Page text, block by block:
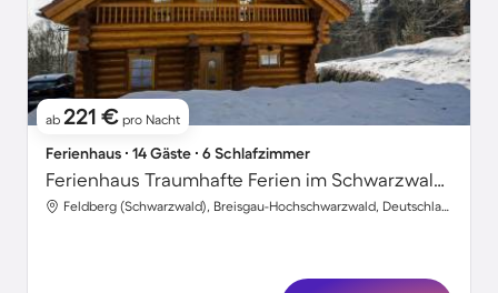
ab 221 € pro Nacht
Ferienhaus ∙ 14 Gäste ∙ 6 Schlafzimmer
Ferienhaus Traumhafte Ferien im Schwarzwald-Chalet Die perfekte Location für Premium Somme
Feldberg (Schwarzwald), Breisgau-Hochschwarzwald, Deutschland